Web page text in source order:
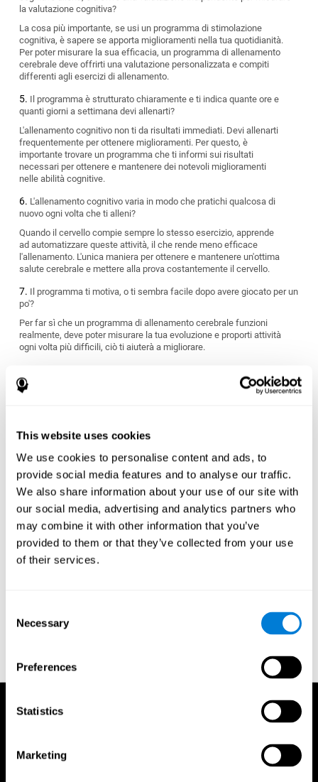
This website uses cookies
We use cookies to personalise content and ads, to
provide social media features and to analyse our traffic.
We also share information about your use of our site with
our social media, advertising and analytics partners who
may combine it with other information that you’ve
provided to them or that they’ve collected from your use
of their services.
Selection
Necessary
Preferences
Statistics
Marketing
la valutazione cognitiva?
La cosa più importante, se usi un programma di stimolazione
cognitiva, è sapere se apporta miglioramenti nella tua quotidianità.
Per poter misurare la sua efficacia, un programma di allenamento
cerebrale deve offrirti una valutazione personalizzata e compiti
differenti agli esercizi di allenamento.
Il programma è strutturato chiaramente e ti indica quante ore e
quanti giorni a settimana devi allenarti?
L'allenamento cognitivo non ti da risultati immediati. Devi allenarti
frequentemente per ottenere miglioramenti. Per questo, è
importante trovare un programma che ti informi sui risultati
necessari per ottenere e mantenere dei notevoli miglioramenti
nelle abilità cognitive.
L'allenamento cognitivo varia in modo che pratichi qualcosa di
nuovo ogni volta che ti alleni?
Quando il cervello compie sempre lo stesso esercizio, apprende
ad automatizzare queste attività, il che rende meno efficace
l'allenamento. L'unica maniera per ottenere e mantenere un'ottima
salute cerebrale e mettere alla prova costantemente il cervello.
Il programma ti motiva, o ti sembra facile dopo avere giocato per un
po'?
Per far sì che un programma di allenamento cerebrale funzioni
realmente, deve poter misurare la tua evoluzione e proporti attività
ogni volta più difficili, ciò ti aiuterà a migliorare.
Ognuno di noi ha obbiettivi differenti quando si tratta di mantenere
caratteristiche e necessità personali.
È adatto al tuo stile di vita?
Alcuni programmi di esercizio cerebrale producono risultati a
breve termine, ma sono sono difficili da mantenere e possono
risultare poco utili. Devi scegliere un programma che ti valuti sin
dal principio e si adatti alle tue necessità e all'apprendimento di
ogni persona in modo individuale.
Sei pronto per iniziare o ancora ti stressa pensarci?
offrirà un allenamento personalizzato, che non sia né troppo facile
né troppo difficile, e che si adegui alle tue necessità man mano